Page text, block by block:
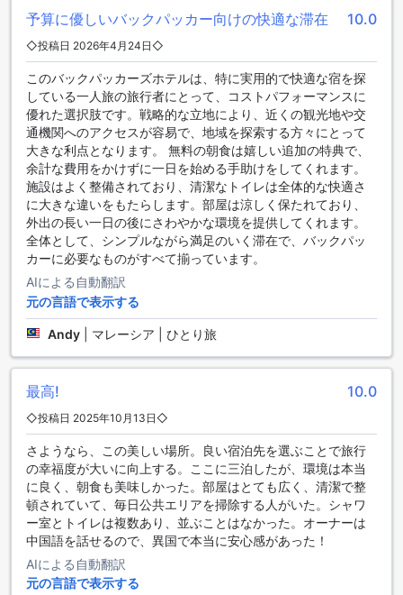
用意されており、心地よい眠りをサポートします。
また、客室にはヘアドライヤーや無料のバスアメニティが備
え付けられており、旅行中でも美容や身だしなみに気を使え
る環境が整っています。お茶やインスタントコーヒーの無料
サービスもあり、朝の目覚めやリラックスタイムにぴったり
の一杯を楽しむことができます。アイランド バックパッカー
ズでは、旅行者の皆様にとって居心地の良い空間を提供して
います。
アイランド バックパッカーズのダイニング施設
アイランド バックパッカーズでは、宿泊客の皆様に多彩なダ
イニングオプションをご用意しております。まずは、リラッ
クスした雰囲気の中でコーヒーや軽食を楽しめるカフェで
す。新鮮なコーヒーの香りに包まれながら、友人や旅仲間と
楽しいひとときを過ごせます。また、宿泊施設内には、豊富
な料理を楽しめるレストランもあり、地元の食材を使用した
美味しい料理を心ゆくまで堪能できます。
さらに、アイランド バックパッカーズでは、快適さを重視し
と過ごしたい時や、特別な日を祝いたい時にぴったりです。
また、ハラール料理を提供するレストランも完備しており、
日々のハウスキーピングサービスも行われているため、清潔
で快適な環境の中でお食事を楽しむことができます。
アイランド バックパッカーズの魅力的な客室オファー
アイランド バックパッカーズでは、旅行者のニーズに合わせ
た多彩な客室タイプを提供しています。特に、女性専用の10
人ドミトリーは22平方メートルの広さを誇り、5つの二段ベッ
ドが配置されており、安心してリラックスできる空間を提供
します。また、男女混合の10人ドミトリーは17平方メートル
予算に優しいバックパッカー向けの快適な滞在 10.0
◇投稿日 2026年4月24日◇
このバックパッカーズホテルは、特に実用的で快適な宿を探
している一人旅の旅行者にとって、コストパフォーマンスに
優れた選択肢です。戦略的な立地により、近くの観光地や交
通機関へのアクセスが容易で、地域を探索する方々にとって
大きな利点となります。 無料の朝食は嬉しい追加の特典で、
余計な費用をかけずに一日を始める手助けをしてくれます。
施設はよく整備されており、清潔なトイレは全体的な快適さ
に大きな違いをもたらします。部屋は涼しく保たれており、
外出の長い一日の後にさわやかな環境を提供してくれます。
全体として、シンプルながら満足のいく滞在で、バックパッ
カーに必要なものがすべて揃っています。
AIによる自動翻訳
元の言語で表示する
Andy マレーシア | ひとり旅
最高! 10.0
◇投稿日 2025年10月13日◇
さようなら、この美しい場所。良い宿泊先を選ぶことで旅行
の幸福度が大いに向上する。ここに三泊したが、環境は本当
に良く、朝食も美味しかった。部屋はとても広く、清潔で整
頓されていて、毎日公共エリアを掃除する人がいた。シャワ
ー室とトイレは複数あり、並ぶことはなかった。オーナーは
中国語を話せるので、異国で本当に安心感があった！
AIによる自動翻訳
元の言語で表示する